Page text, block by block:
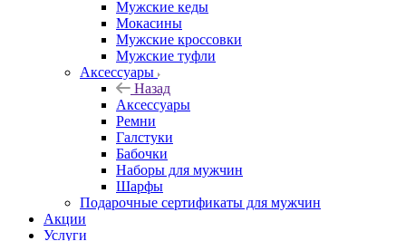
Мужские кеды
Мокасины
Мужские кроссовки
Мужские туфли
Аксессуары
Назад
Аксессуары
Ремни
Галстуки
Бабочки
Наборы для мужчин
Шарфы
Подарочные сертификаты для мужчин
Акции
Услуги